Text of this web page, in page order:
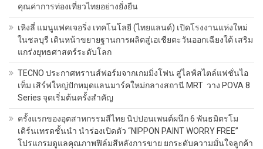
คุณค่าการท่องเที่ยวไทยอย่างยั่งยืน
เหิงลี่ แมนูแฟคเจอริ่ง เทคโนโลยี (ไทยแลนด์) เปิดโรงงานแห่งใหม่
ในชลบุรี เดินหน้าขยายฐานการผลิตสู่เอเชียตะวันออกเฉียงใต้ เสริม
แกร่งยุทธศาสตร์ระดับโลก
TECNO ประกาศทรานส์ฟอร์มจากเกมมิ่งโฟน สู่ไลฟ์สไตล์แฟชั่นไอ
เท็ม เสิร์ฟใหญ่ปักหมุดแลนมาร์คใหม่กลางสถานี MRT วาง POVA 8
Series จุดเริ่มต้นครั้งสำคัญ
ครั้งแรกของอุตสาหกรรมสีไทย นิปปอนเพนต์ผนึก 6 พันธมิตรโม
เดิร์นเทรดชั้นนำ นำร่องเปิดตัว “NIPPON PAINT WORRY FREE”
โปรแกรมดูแลคุณภาพฟิล์มสีหลังการขาย ยกระดับความมั่นใจลูกค้า